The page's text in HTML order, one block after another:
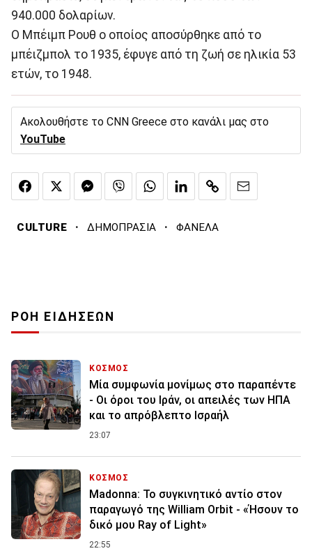
940.000 δολαρίων.
Ο Μπέιμπ Ρουθ ο οποίος αποσύρθηκε από το
μπέιζμπολ το 1935, έφυγε από τη ζωή σε ηλικία 53
ετών, το 1948.
Ακολουθήστε το CNN Greece στο κανάλι μας στο
YouTube
CULTURE · ΔΗΜΟΠΡΑΣΙΑ · ΦΑΝΕΛΑ
ΡΟΗ ΕΙΔΗΣΕΩΝ
ΚΟΣΜΟΣ
Μία συμφωνία μονίμως στο παραπέντε
- Οι όροι του Ιράν, οι απειλές των ΗΠΑ
και το απρόβλεπτο Ισραήλ
23:07
ΚΟΣΜΟΣ
Madonna: Το συγκινητικό αντίο στον
παραγωγό της William Orbit - «Ήσουν το
δικό μου Ray of Light»
22:55